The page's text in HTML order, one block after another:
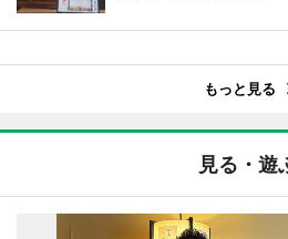
もっと見る
見る・遊